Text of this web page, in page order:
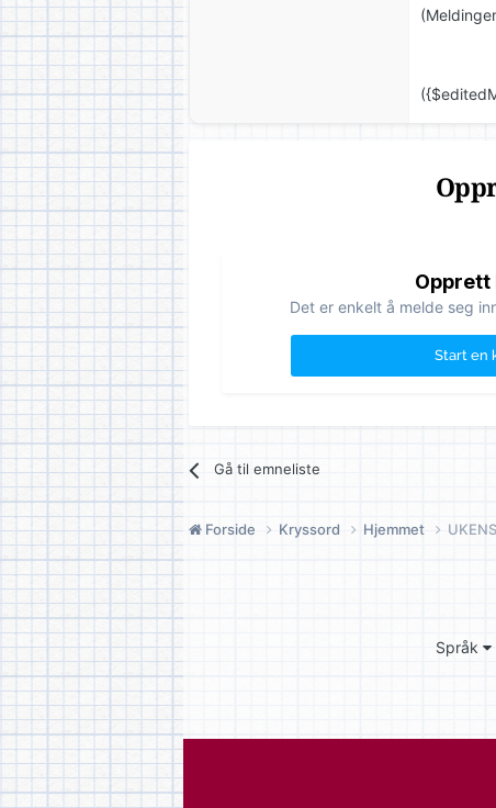
Opprett
Det er enkelt å melde seg
Start en
Gå til emneliste
Forside Kryssord Hjemmet
Språk